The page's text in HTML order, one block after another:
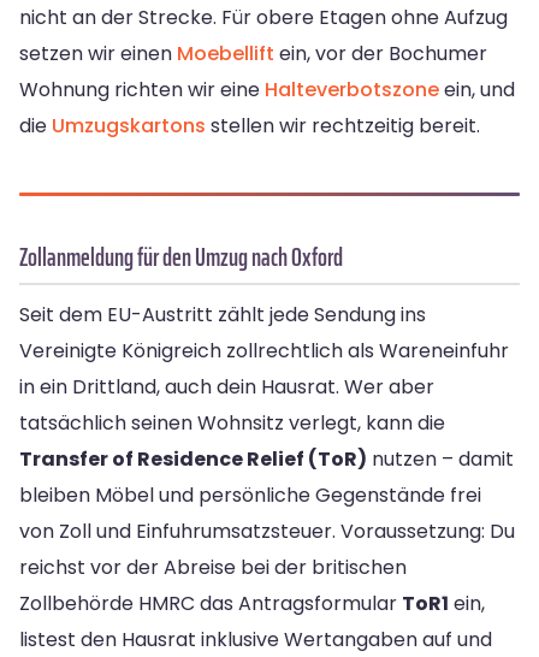
nicht an der Strecke. Für obere Etagen ohne Aufzug
setzen wir einen Moebellift ein, vor der Bochumer
Wohnung richten wir eine Halteverbotszoneein, und
die Umzugskartons stellen wir rechtzeitig bereit.
Zollanmeldung für den Umzug nach Oxford
Seit dem EU-Austritt zählt jede Sendung ins
Vereinigte Königreich zollrechtlich als Wareneinfuhr
in ein Drittland, auch dein Hausrat. Wer aber
tatsächlich seinen Wohnsitz verlegt, kann die
Transfer of Residence Relief (ToR) nutzen – damit
bleiben Möbel und persönliche Gegenstände frei
von Zoll und Einfuhrumsatzsteuer. Voraussetzung: Du
reichst vor der Abreise bei der britischen
Zollbehörde HMRC das Antragsformular ToR1 ein,
listest den Hausrat inklusive Wertangaben auf und